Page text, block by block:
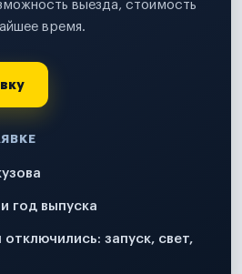
выезда, стоимость
время.
год выпуска
запуск, свет,